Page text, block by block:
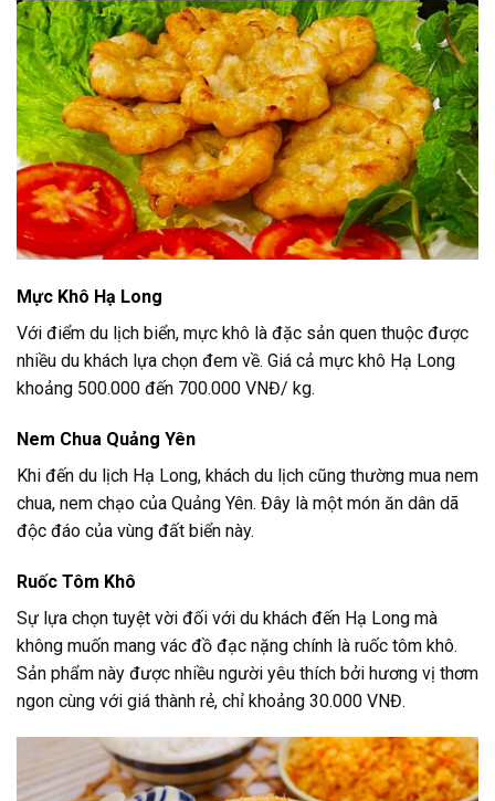
Mực Khô Hạ Long
Với điểm du lịch biển, mực khô là đặc sản quen thuộc được
nhiều du khách lựa chọn đem về. Giá cả mực khô Hạ Long
khoảng 500.000 đến 700.000 VNĐ/ kg.
Nem Chua Quảng Yên
Khi đến du lịch Hạ Long, khách du lịch cũng thường mua nem
chua, nem chạo của Quảng Yên. Đây là một món ăn dân dã
độc đáo của vùng đất biển này.
Ruốc Tôm Khô
Sự lựa chọn tuyệt vời đối với du khách đến Hạ Long mà
không muốn mang vác đồ đạc nặng chính là ruốc tôm khô.
Sản phẩm này được nhiều người yêu thích bởi hương vị thơm
ngon cùng với giá thành rẻ, chỉ khoảng 30.000 VNĐ.